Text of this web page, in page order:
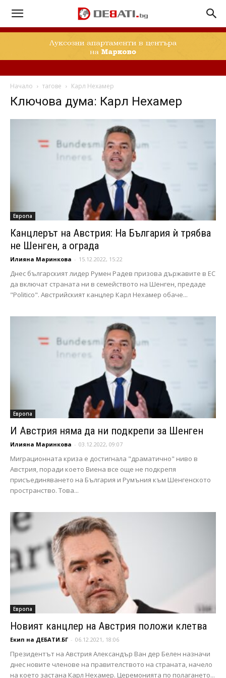
Начало тагове Карл Нехамер
Ключова дума: Карл Нехамер
Европа
Канцлерът на Австрия: На България ѝ трябва
не Шенген, а ограда
Илияна Маринкова - 15.12.2022, 15:22
Днес българският лидер Румен Радев призова държавите в ЕС
да включат страната ни в семейството на Шенген, предаде
"Politico". Австрийският канцлер Карл Нехамер обаче...
Европа
И Австрия няма да ни подкрепи за Шенген
Илияна Маринкова - 03.12.2022, 09:07
Миграционната криза е достигнала "драматично" ниво в
Австрия, поради което Виена все още не подкрепя
присъединяването на България и Румъния към Шенгенското
пространство. Това...
Европа
Новият канцлер на Австрия положи клетва
Екип на ДЕБАТИ.БГ - 06.12.2021, 18:06
Президентът на Австрия Александър Ван дер Белен назначи
днес новите членове на правителството на страната, начело
на което застана Карл Нехамер. Церемонията по полагането...